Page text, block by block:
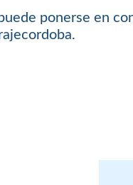
ponerse en